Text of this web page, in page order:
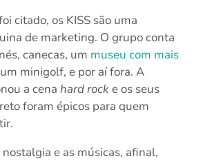
citado, os KISS são uma
de marketing. O grupo conta
canecas, um museu com mais
minigolf, e por aí fora. A
a cena hard rock e os seus
foram épicos para quem
e as músicas, afinal,